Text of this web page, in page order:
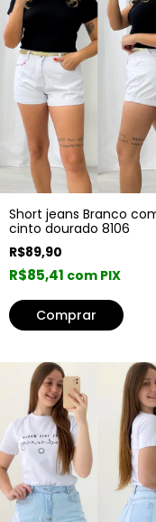
Short jeans Branco
cinto dourado 8106
R$89,90
R$85,41 com PIX
Comprar